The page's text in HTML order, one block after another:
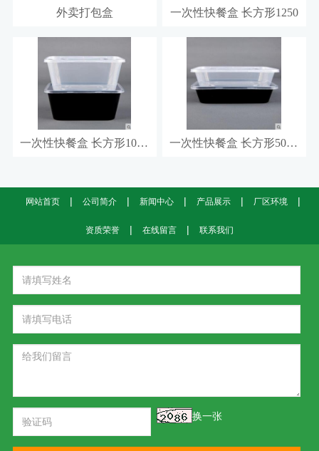
外卖打包盒 一次性快餐盒 长方形1250
一次性快餐盒 长方形1000m 一次性快餐盒 长方形500ml
网站首页 | 公司简介 | 新闻中心 | 产品展示 | 厂区环境 |
资质荣誉 | 在线留言 | 联系我们
换一张